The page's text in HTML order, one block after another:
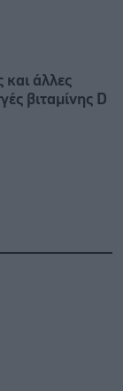
και άλλες
βιταμίνης D